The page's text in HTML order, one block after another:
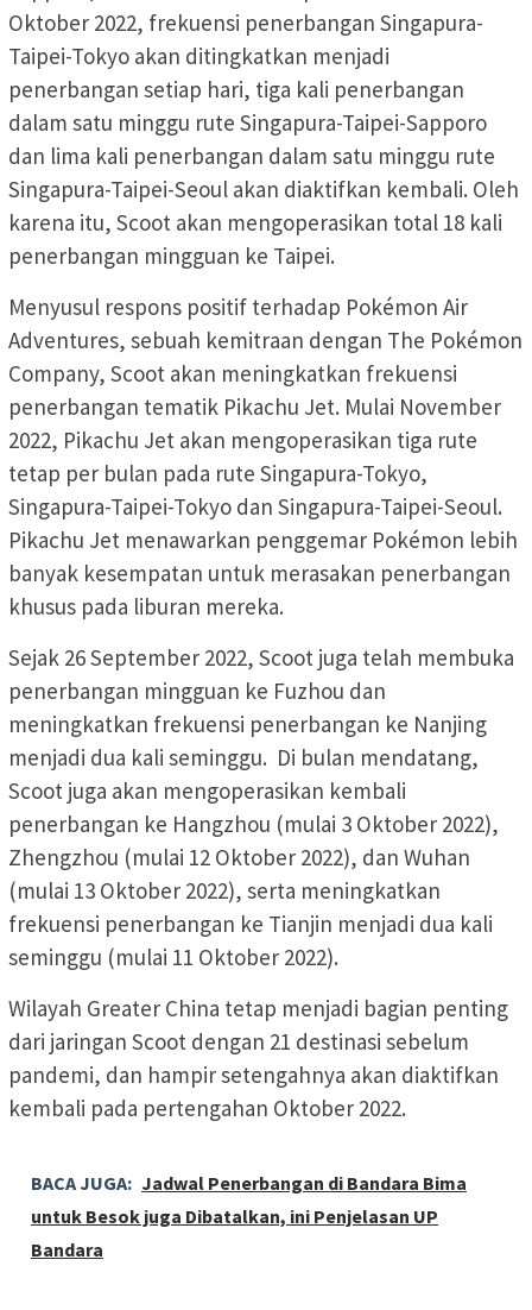
Oktober 2022, frekuensi penerbangan Singapura-
Taipei-Tokyo akan ditingkatkan menjadi
penerbangan setiap hari, tiga kali penerbangan
dalam satu minggu rute Singapura-Taipei-Sapporo
dan lima kali penerbangan dalam satu minggu rute
Singapura-Taipei-Seoul akan diaktifkan kembali. Oleh
karena itu, Scoot akan mengoperasikan total 18 kali
penerbangan mingguan ke Taipei.
Menyusul respons positif terhadap Pokémon Air
Adventures, sebuah kemitraan dengan The Pokémon
Company, Scoot akan meningkatkan frekuensi
penerbangan tematik Pikachu Jet. Mulai November
2022, Pikachu Jet akan mengoperasikan tiga rute
tetap per bulan pada rute Singapura-Tokyo,
Singapura-Taipei-Tokyo dan Singapura-Taipei-Seoul.
Pikachu Jet menawarkan penggemar Pokémon lebih
banyak kesempatan untuk merasakan penerbangan
khusus pada liburan mereka.
Sejak 26 September 2022, Scoot juga telah membuka
penerbangan mingguan ke Fuzhou dan
meningkatkan frekuensi penerbangan ke Nanjing
menjadi dua kali seminggu. Di bulan mendatang,
Scoot juga akan mengoperasikan kembali
penerbangan ke Hangzhou (mulai 3 Oktober 2022),
Zhengzhou (mulai 12 Oktober 2022), dan Wuhan
(mulai 13 Oktober 2022), serta meningkatkan
frekuensi penerbangan ke Tianjin menjadi dua kali
seminggu (mulai 11 Oktober 2022).
Wilayah Greater China tetap menjadi bagian penting
dari jaringan Scoot dengan 21 destinasi sebelum
pandemi, dan hampir setengahnya akan diaktifkan
kembali pada pertengahan Oktober 2022.
BACA JUGA: Jadwal Penerbangan di Bandara Bima
untuk Besok juga Dibatalkan, ini Penjelasan UP
Bandara